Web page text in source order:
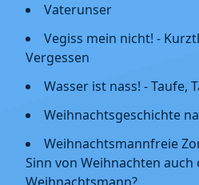
Vaterunser
Vegiss mein nicht! -
Vergessen
Wasser ist nass! - Taufe,
Weihnachtsgeschichte
Weihnachtsmannfreie
Sinn von Weihnachten auch